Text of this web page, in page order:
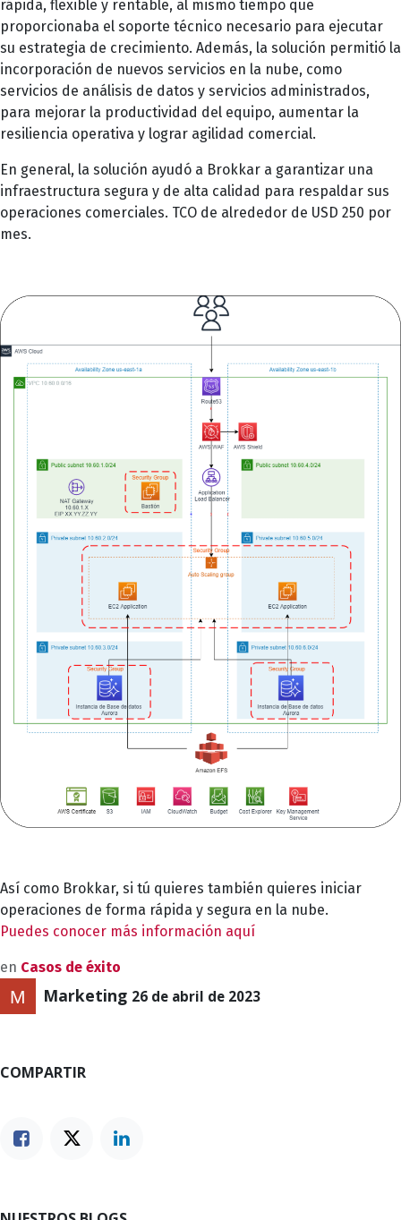
rápida, flexible y rentable, al mismo tiempo que
proporcionaba el soporte técnico necesario para ejecutar
su estrategia de crecimiento. Además, la solución permitió la
incorporación de nuevos servicios en la nube, como
servicios de análisis de datos y servicios administrados,
para mejorar la productividad del equipo, aumentar la
resiliencia operativa y lograr agilidad comercial.
En general, la solución ayudó a Brokkar a garantizar una
infraestructura segura y de alta calidad para respaldar sus
operaciones comerciales. TCO de alrededor de USD 250 por
mes.
Así como Brokkar, si tú quieres también quieres iniciar
operaciones de forma rápida y segura en la nube.
Puedes conocer más información aquí
en Casos de éxito
Marketing 26 de abril de 2023
COMPARTIR